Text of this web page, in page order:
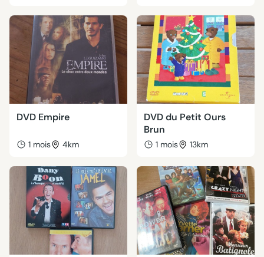
DVD Empire
1 mois 4km
DVD du Petit Ours
Brun
1 mois 13km